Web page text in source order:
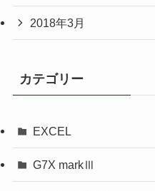
2018年3月
カテゴリー
EXCEL
G7X markⅢ